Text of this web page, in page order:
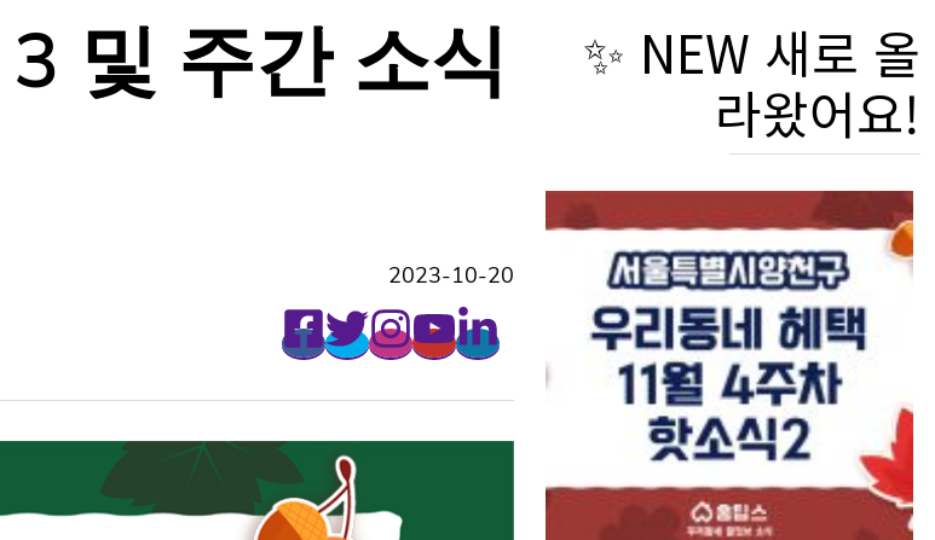
및 주간 소
2023-10-20
✨ NEW 새로 올
라왔어요!